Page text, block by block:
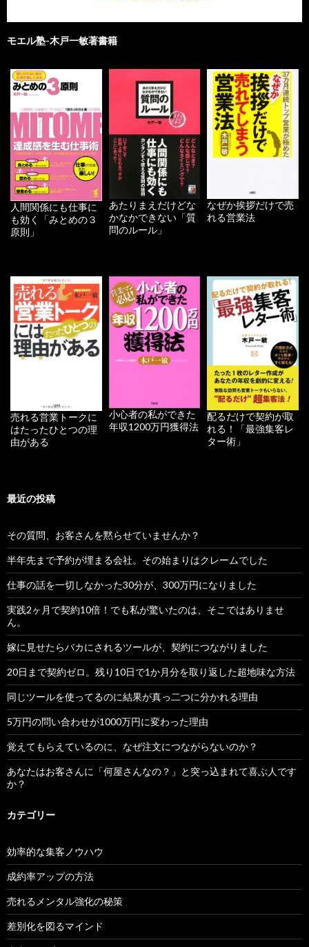
モエル塾-木戸一敏著書籍
人間関係にも仕事に
も効く「みとめの３
原則」
あたりまえだけどな
かなかできない「質
問のルール」
なぜか挨拶だけで売
れる営業法
売れる営業トークに
はたったひとつの理
由がある
小心者の私ができた
年収1200万円獲得法
配るだけで契約が取
れる！「最強集客レ
ター術」
最近の投稿
その質問、お客さんを黙らせていませんか？
半年先まで予約が埋まる会社。その始まりはクレームでした
仕事の話を一切しなかった30分が、300万円になりました
実践2ヶ月で契約10倍！でも私が驚いたのは、そこではありませ
ん。
嫁に見せたらバカにされるツールが、契約につながりました
20日まで契約ゼロ。残り10日で1か月分を取り返した超地味な方法
同じツールを使ってるのに結果が真っ二つに分かれる理由
5万円の問い合わせが1000万円に変わった理由
覚えてもらえているのに、なぜ注文につながらないのか？
あなたはお客さんに「何屋さんなの？」と突っ込まれて喜ぶ人です
か？
カテゴリー
効率的な集客ノウハウ
成約率アップの方法
売れるメンタル強化の秘策
差別化を図るマインド